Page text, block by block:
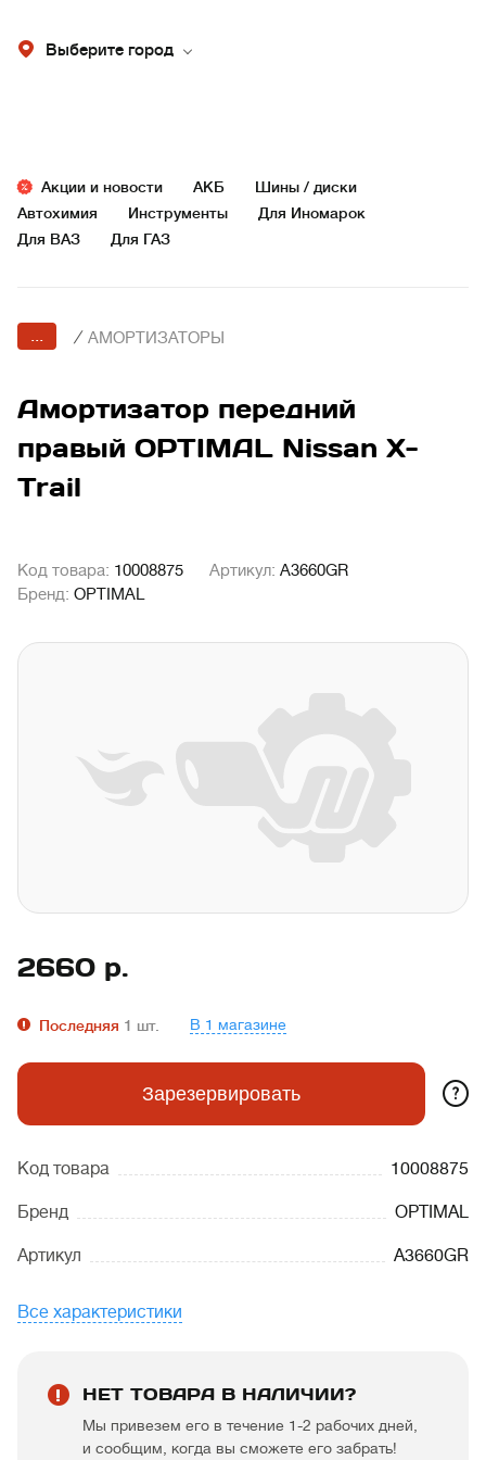
Выберите город
Акции и новости АКБ
Шины / диски
Автохимия
Инструменты
Для Иномарок
Для ВАЗ
Для ГАЗ
... / АМОРТИЗАТОРЫ
Амортизатор передний
правый OPTIMAL Nissan X-
Trail
Код товара: 10008875 Артикул: A3660GR
Бренд: OPTIMAL
2660 р.
Последняя 1 шт. В 1 магазине
Зарезервировать ?
Код товара 10008875
Бренд OPTIMAL
Артикул A3660GR
Все характеристики
НЕТ ТОВАРА В НАЛИЧИИ?
Мы привезем его в течение 1-2 рабочих дней,
и сообщим, когда вы сможете его забрать!